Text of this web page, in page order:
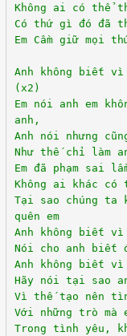
Không ai có thể
Có thứ gì đó đã
Em Cầm giữ mọi
Anh không biết vì
(x2)
Em nói anh em
anh,
Anh nói nhưng
Như thế chỉ làm
Em đã phạm sai
Không ai khác có
Tại sao chúng ta
quên em
Anh không biết vì
Nói cho anh biết
Anh không biết vì
Hãy nói tại sao
Vì thế tạo nên
Với những trò mà
Trong tình yêu,